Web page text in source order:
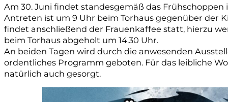
Am 30. Juni findet standesgemäß das Frühschoppen
Antreten ist um 9 Uhr beim Torhaus gegenüber der
findet anschließend der Frauenkaffee statt, hierzu
beim Torhaus abgeholt um 14.30 Uhr.
An beiden Tagen wird durch die anwesenden
ordentliches Programm geboten. Für das leibliche
natürlich auch gesorgt.